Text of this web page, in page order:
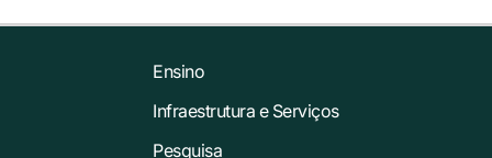
Ensino
Infraestrutura e Serviços
Pesquisa